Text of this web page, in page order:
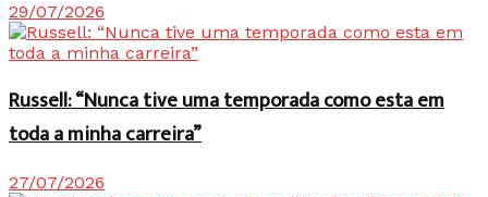
29/07/2026
Russell: “Nunca tive uma temporada como esta em
toda a minha carreira”
27/07/2026